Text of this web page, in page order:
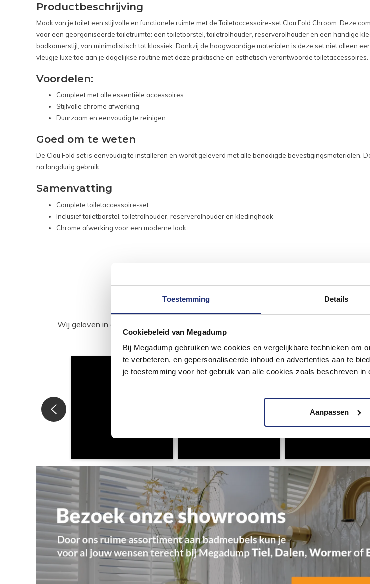
Toestemming Details
Cookiebeleid van Megadump
Bij Megadump gebruiken we cookies en vergelijkbare technieken om
te verbeteren, en gepersonaliseerde inhoud en advertenties aan te
je toestemming voor het gebruik van alle cookies zoals beschreven in
Aanpassen
Productbeschrijving
Maak van je toilet een stijlvolle en functionele ruimte met de Toiletaccessoire-set Clou Fold Chroom. Deze
voor een georganiseerde toiletruimte: een toiletborstel, toiletrolhouder, reserverolhouder en een handige
badkamerstijl, van minimalistisch tot klassiek. Dankzij de hoogwaardige materialen is deze set niet alleen
vleugje luxe toe aan je dagelijkse routine met deze praktische en esthetisch verantwoorde toiletaccessoires.
Voordelen:
Compleet met alle essentiële accessoires
Stijlvolle chrome afwerking
Duurzaam en eenvoudig te reinigen
Goed om te weten
De Clou Fold set is eenvoudig te installeren en wordt geleverd met alle benodigde bevestigingsmaterialen.
na langdurig gebruik.
Samenvatting
Complete toiletaccessoire-set
Inclusief toiletborstel, toiletrolhouder, reserverolhouder en kledinghaak
Chrome afwerking voor een moderne look
Wij geloven in de kracht van delen. Deel jouw badkamer op Instagram met